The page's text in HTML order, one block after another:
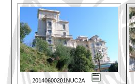
20140600201NUC2A